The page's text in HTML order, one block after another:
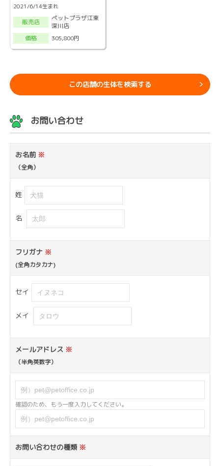
2021/6/14生まれ
販売店
ペットプラザ江東
深川店
価格
305,800円
この店舗の生体を検索する
お問い合わせ
お名前 ※
（全角）
姓
名
フリガナ ※
(全角カタカナ)
セイ
メイ
メールアドレス ※
（半角英数字）
確認のため、もう一度入力してください。
お問い合わせの種類 ※